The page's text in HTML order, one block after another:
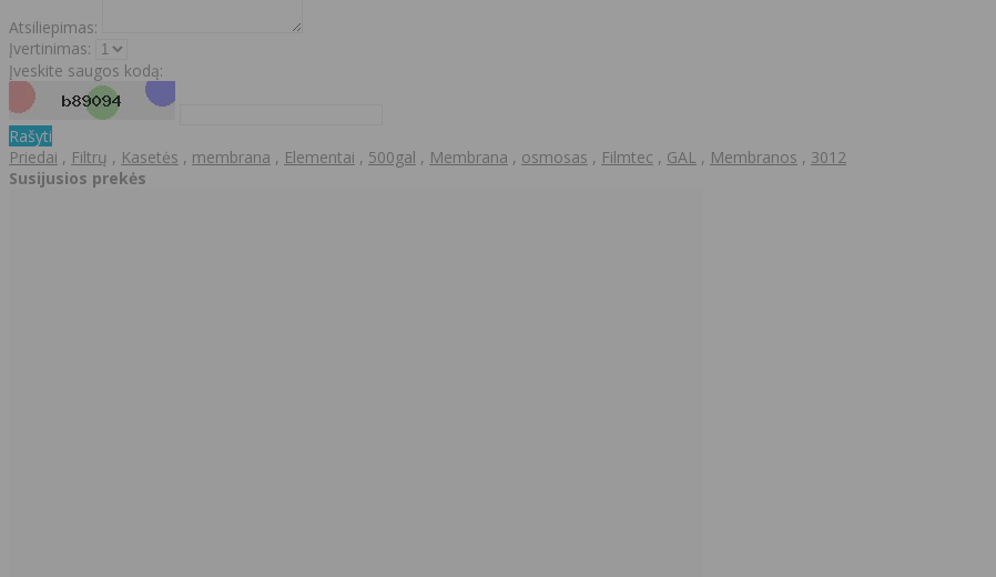
Atsiliepimas:
Įvertinimas:
Įveskite saugos kodą:
Rašyti
Priedai , Filtrų , Kasetės , membrana , Elementai , 500gal , Membrana , osmosas , Filmtec , GAL , Membranos , 3012
Susijusios prekės